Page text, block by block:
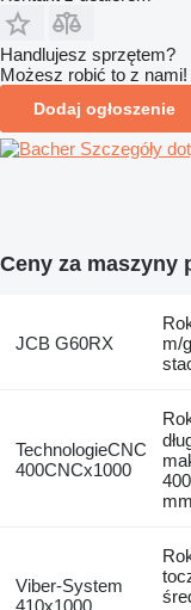
Handlujesz sprzętem?
Możesz robić to z nami!
Dodaj ogłoszenie
Szczegóły
Ceny za maszyny
JCB G60RX
m/
TechnologieCNC
400CNCx1000
mm
Viber-System
410x1000